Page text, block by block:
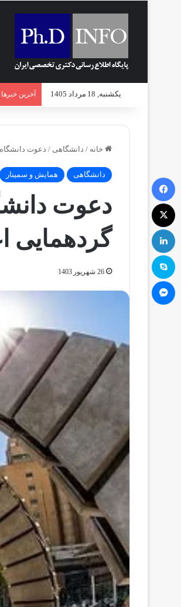
یکشنبه, 18 مرداد 1405 آخرین خبرها
خانه / دانشگاهی / دعوت
دانشگاهی همایش و سمینار
دعوت
گردهمایی
26 شهریور 1403